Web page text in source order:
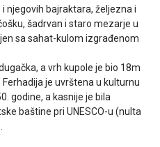
njegovih bajraktara, željezna i
šadrvan i staro mezarje u
sa sahat-kulom izgrađenom
a vrh kupole je bio 18m
je uvrštena u kulturnu
godine, a kasnije je bila
baštine pri UNESCO-u (nulta